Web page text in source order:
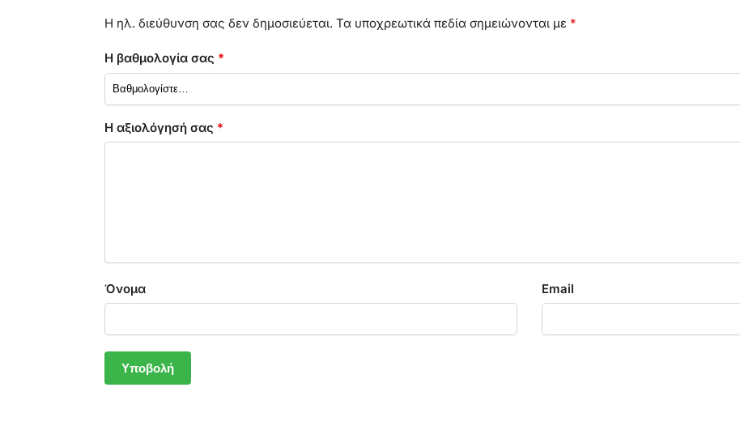
Η ηλ. διεύθυνση σας δεν δημοσιεύεται. Τα υποχρεωτικά πεδία σημειώνονται με *
Η βαθμολογία σας *
Η αξιολόγησή σας *
Όνομα Email